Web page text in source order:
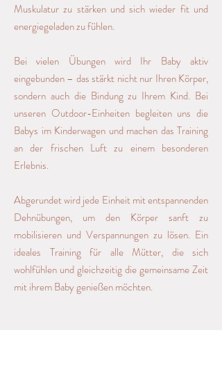
Muskulatur zu stärken und sich wieder fit und
energiegeladen zu fühlen.
Bei vielen Übungen wird Ihr Baby aktiv
eingebunden – das stärkt nicht nur Ihren Körper,
sondern auch die Bindung zu Ihrem Kind. Bei
unseren Outdoor-Einheiten begleiten uns die
Babys im Kinderwagen und machen das Training
an der frischen Luft zu einem besonderen
Erlebnis.
Abgerundet wird jede Einheit mit entspannenden
Dehnübungen, um den Körper sanft zu
mobilisieren und Verspannungen zu lösen. Ein
ideales Training für alle Mütter, die sich
wohlfühlen und gleichzeitig die gemeinsame Zeit
mit ihrem Baby genießen möchten.